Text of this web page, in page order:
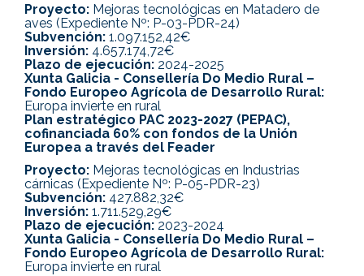
Proyecto: Mejoras tecnológicas en Matadero de
aves (Expediente Nº: P-03-PDR-24)
Subvención: 1.097.152,42€
Inversión: 4.657.174,72€
Plazo de ejecución: 2024-2025
Xunta Galicia - Consellería Do Medio Rural –
Fondo Europeo Agrícola de Desarrollo Rural:
Europa invierte en rural
Plan estratégico PAC 2023-2027 (PEPAC),
cofinanciada 60% con fondos de la Unión
Europea a través del Feader
Proyecto: Mejoras tecnológicas en Industrias
cárnicas (Expediente Nº: P-05-PDR-23)
Subvención: 427.882,32€
Inversión: 1.711.529,29€
Plazo de ejecución: 2023-2024
Xunta Galicia - Consellería Do Medio Rural –
Fondo Europeo Agrícola de Desarrollo Rural:
Europa invierte en rural